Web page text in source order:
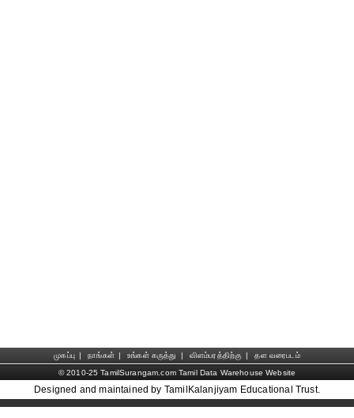
முகப்பு | நாங்கள் | உங்கள் கருத்து | விளம்பரத்திற்கு |
தள வரைபடம்
© 2010-25 TamilSurangam.com Tamil Data Warehouse Website
Designed and maintained by TamilKalanjiyam Educational Trust.